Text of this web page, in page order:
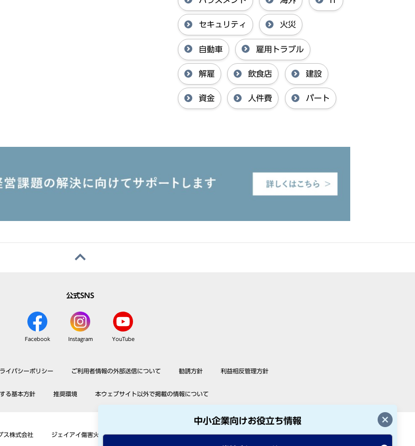
セキュリティ 火災
自動車 雇用トラブル
解雇 飲食店 建設
資金 人件費 パート
中小企業向けお役立ち情報
公式SNS
Facebook Instagram YouTube
イバシーポリシー ご利用者情報の外部送信について 勧誘方針 利益相反管理方針
る基本方針 推奨環境 本ウェブサイト以外で掲載の情報について
ス株式会社 ジェイアイ傷害火災保険株式会社 アメリカンホーム医療・損害保険株式会社